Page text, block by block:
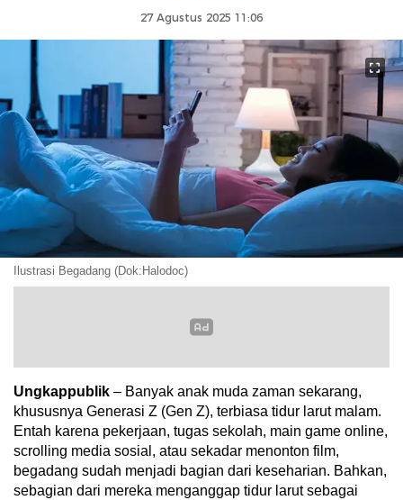
27 Agustus 2025 11:06
Ilustrasi Begadang (Dok:Halodoc)
Ungkappublik – Banyak anak muda zaman sekarang,
khususnya Generasi Z (Gen Z), terbiasa tidur larut malam.
Entah karena pekerjaan, tugas sekolah, main game online,
scrolling media sosial, atau sekadar menonton film,
begadang sudah menjadi bagian dari keseharian. Bahkan,
sebagian dari mereka menganggap tidur larut sebagai